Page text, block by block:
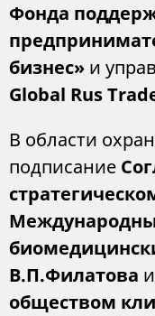
Фонда
бизнес» и
Global Rus
В области
подписание
В.П.Филатова и
обществом